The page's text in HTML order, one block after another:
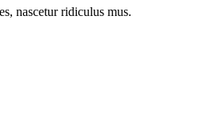
nascetur ridiculus mus.